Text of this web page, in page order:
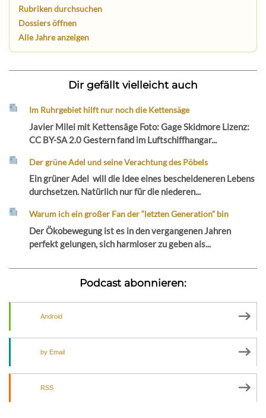
Rubriken durchsuchen
Dossiers öffnen
Alle Jahre anzeigen
Dir gefällt vielleicht auch
Im Ruhrgebiet hilft nur noch die Kettensäge
Javier Milei mit Kettensäge Foto: Gage Skidmore Lizenz:
CC BY-SA 2.0 Gestern fand im Luftschiffhangar...
Der grüne Adel und seine Verachtung des Pöbels
Ein grüner Adel will die Idee eines bescheideneren Lebens
durchsetzen. Natürlich nur für die niederen...
Warum ich ein großer Fan der “letzten Generation” bin
Der Ökobewegung ist es in den vergangenen Jahren
perfekt gelungen, sich harmloser zu geben als...
Podcast abonnieren:
Android
by Email
RSS